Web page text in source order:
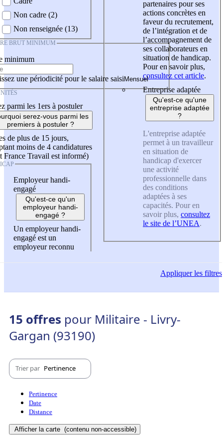
Non cadre (2)
Non renseignée (13)
BRUT MINIMUM
minimum
une périodicité pour le salaire saisi
parmi les 1ers à postuler
serez-vous parmi les
premiers à postuler ?
de plus de 15 jours,
moins de 4 candidatures
France Travail est informé)
Employeur handi-
engagé
Qu'est-ce qu'un
employeur handi-
engagé ?
Un employeur handi-
engagé est un
employeur reconnu
partenaires pour ses
actions concrètes en
faveur du recrutement,
de l’intégration et de
l’accompagnement de
ses collaborateurs en
situation de handicap.
Pour en savoir plus,
consultez cet article.
Entreprise adaptée
Qu'est-ce qu'une
entreprise adaptée
?
L'entreprise adaptée
permet à un travailleur
en situation de
handicap d'exercer
une activité
professionnelle dans
des conditions
adaptées à ses
capacités. Pour en
savoir plus, consultez
le site de l’UNEA.
Appliquerles filtres
15 offres pour Militaire - Livry-
Gargan (93190)
Trier par Pertinence
Pertinence
Date
Distance
Afficher la carte (contenu non-accessible)